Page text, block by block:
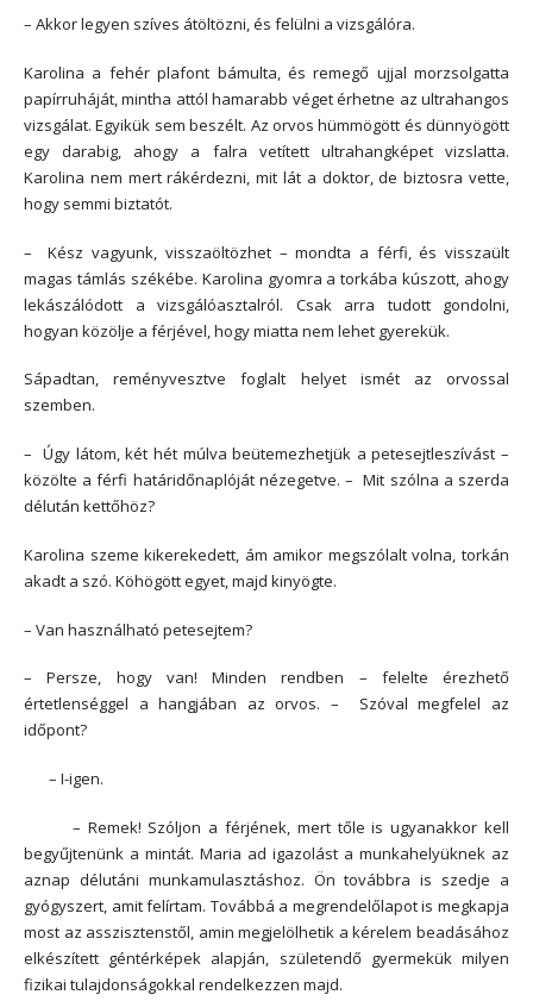
– Akkor legyen szíves átöltözni, és felülni a vizsgálóra.
Karolina a fehér plafont bámulta, és remegő ujjal morzsolgatta
papírruháját, mintha attól hamarabb véget érhetne az ultrahangos
vizsgálat. Egyikük sem beszélt. Az orvos hümmögött és dünnyögött
egy darabig, ahogy a falra vetített ultrahangképet vizslatta.
Karolina nem mert rákérdezni, mit lát a doktor, de biztosra vette,
hogy semmi biztatót.
– Kész vagyunk, visszaöltözhet – mondta a férfi, és visszaült
magas támlás székébe. Karolina gyomra a torkába kúszott, ahogy
lekászálódott a vizsgálóasztalról. Csak arra tudott gondolni,
hogyan közölje a férjével, hogy miatta nem lehet gyerekük.
Sápadtan, reményvesztve foglalt helyet ismét az orvossal
szemben.
– Úgy látom, két hét múlva beütemezhetjük a petesejtleszívást –
közölte a férfi határidőnaplóját nézegetve. – Mit szólna a szerda
délután kettőhöz?
Karolina szeme kikerekedett, ám amikor megszólalt volna, torkán
akadt a szó. Köhögött egyet, majd kinyögte.
– Van használható petesejtem?
– Persze, hogy van! Minden rendben – felelte érezhető
értetlenséggel a hangjában az orvos. – Szóval megfelel az
időpont?
– I-igen.
– Remek! Szóljon a férjének, mert tőle is ugyanakkor kell
begyűjtenünk a mintát. Maria ad igazolást a munkahelyüknek az
aznap délutáni munkamulasztáshoz. Ön továbbra is szedje a
gyógyszert, amit felírtam. Továbbá a megrendelőlapot is megkapja
most az asszisztenstől, amin megjelölhetik a kérelem beadásához
elkészített géntérképek alapján, születendő gyermekük milyen
fizikai tulajdonságokkal rendelkezzen majd.